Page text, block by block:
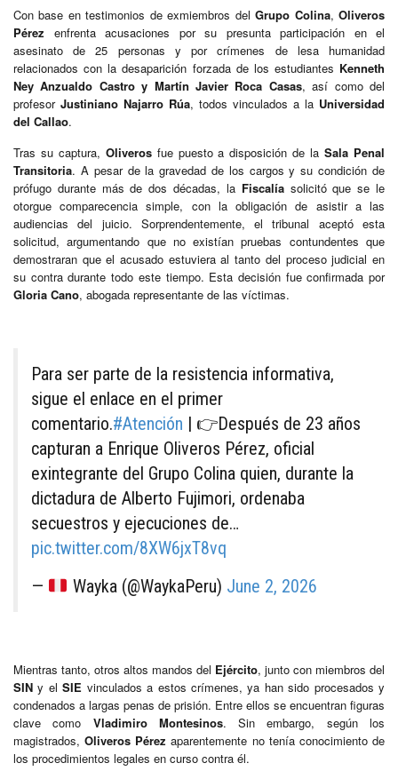
Con base en testimonios de exmiembros del Grupo Colina,Oliveros
Pérez enfrenta acusaciones por su presunta participación en el
asesinato de 25 personas y por crímenes de lesa humanidad
relacionados con la desaparición forzada de los estudiantes Kenneth
Ney Anzualdo Castro y Martín Javier Roca Casas, así como del
profesor Justiniano Najarro Rúa, todos vinculados a la Universidad
del Callao.
Tras su captura, Oliverosfue puesto a disposición de laSala Penal
Transitoria. A pesar de la gravedad de los cargos y su condición de
prófugo durante más de dos décadas, la Fiscalíasolicitó que se le
otorgue comparecencia simple, con la obligación de asistir a las
audiencias del juicio. Sorprendentemente, el tribunal aceptó esta
solicitud, argumentando que no existían pruebas contundentes que
demostraran que el acusado estuviera al tanto del proceso judicial en
su contra durante todo este tiempo. Esta decisión fue confirmada por
Gloria Cano, abogada representante de las víctimas.
Para ser parte de la resistencia informativa,
sigue el enlace en el primer
comentario.#Atención | 👉Después de 23 años
capturan a Enrique Oliveros Pérez, oficial
exintegrante del Grupo Colina quien, durante la
dictadura de Alberto Fujimori, ordenaba
secuestros y ejecuciones de…
pic.twitter.com/8XW6jxT8vq
—
Wayka (@WaykaPeru) June 2, 2026
Mientras tanto, otros altos mandos del Ejército, junto con miembros del
SIN y elSIE vinculados a estos crímenes, ya han sido procesados y
condenados a largas penas de prisión. Entre ellos se encuentran figuras
clave como Vladimiro Montesinos. Sin embargo, según los
magistrados,Oliveros Pérez aparentemente no tenía conocimiento de
los procedimientos legales en curso contra él.